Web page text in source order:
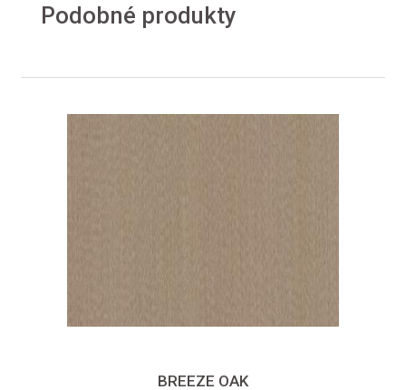
Podobné produkty
BREEZE OAK